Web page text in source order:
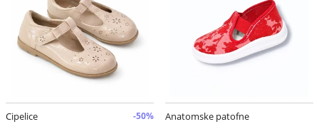
Cipelice -50% Anatomske patofne